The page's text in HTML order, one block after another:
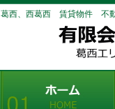
葛西、西葛西 賃貸物件 不